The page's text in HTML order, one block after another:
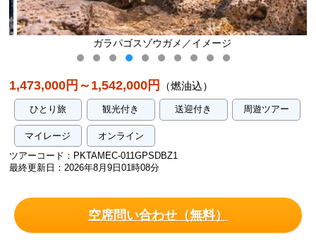
ガラパゴスゾウガメ／イメージ
1,473,000円～1,542,000円 （燃油込）
ひとり旅 観光付き 送迎付き 周遊ツアー
マイレージ
オンライン
ツアーコード：PKTAMEC-011GPSDBZ1
最終更新日：2026年8月9日01時08分
空席問い合わせ（無料）